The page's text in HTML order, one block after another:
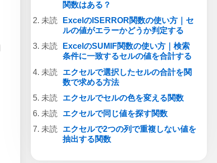
関数はある？
ExcelのISERROR関数の使い方｜セ
ルの値がエラーかどうか判定する
ExcelのSUMIF関数の使い方｜検索
条件に一致するセルの値を合計する
エクセルで選択したセルの合計を関
数で求める方法
エクセルでセルの色を変える関数
エクセルで同じ値を探す関数
エクセルで2つの列で重複しない値を
抽出する関数